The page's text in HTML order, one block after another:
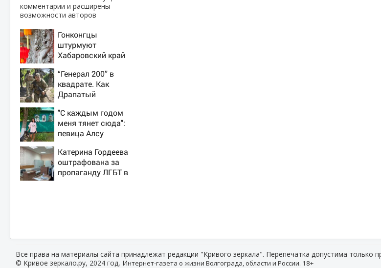
комментарии и расширены
возможности авторов
Гонконгцы
штурмуют
Хабаровский край
“Генерал 200” в
квадрате. Как
Драпатый
Сырского
"С каждым годом
меня тянет сюда":
певица Алсу
татарскую деревню,
где прошло ее
детство 07/08/2026
Катерина Гордеева
оштрафована за
пропаганду ЛГБТ в
Все права на материалы сайта принадлежат редакции "Кривого зеркала". Перепечатка допустима только
© Кривое зеркало.ру, 2024 год, Интернет-газета о жизни Волгограда, области и России. 18+